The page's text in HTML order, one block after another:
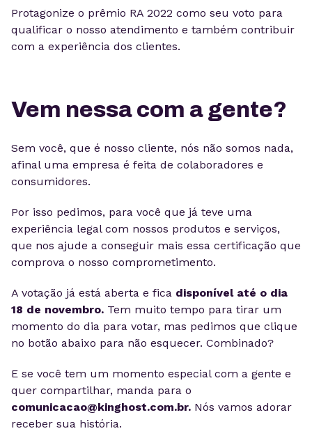
Protagonize o prêmio RA 2022 como seu voto para
qualificar o nosso atendimento e também contribuir
com a experiência dos clientes.
Vem nessa com a gente?
Sem você, que é nosso cliente, nós não somos nada,
afinal uma empresa é feita de colaboradores e
consumidores.
Por isso pedimos, para você que já teve uma
experiência legal com nossos produtos e serviços,
que nos ajude a conseguir mais essa certificação que
comprova o nosso comprometimento.
A votação já está aberta e fica disponível até o dia
18 de novembro. Tem muito tempo para tirar um
momento do dia para votar, mas pedimos que clique
no botão abaixo para não esquecer. Combinado?
E se você tem um momento especial com a gente e
quer compartilhar, manda para o
comunicacao@kinghost.com.br. Nós vamos adorar
receber sua história.